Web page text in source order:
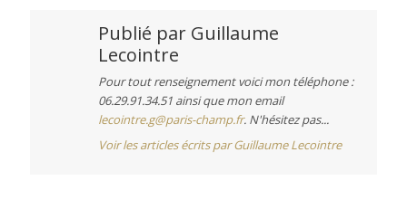
Publié par Guillaume
Lecointre
Pour tout renseignement voici mon téléphone :
06.29.91.34.51 ainsi que mon email
lecointre.g@paris-champ.fr. N'hésitez pas...
Voir les articles écrits par Guillaume Lecointre